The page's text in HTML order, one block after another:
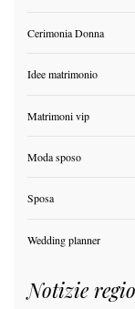
Cerimonia Donna
Idee matrimonio
Matrimoni vip
Moda sposo
Sposa
Wedding planner
Notizie